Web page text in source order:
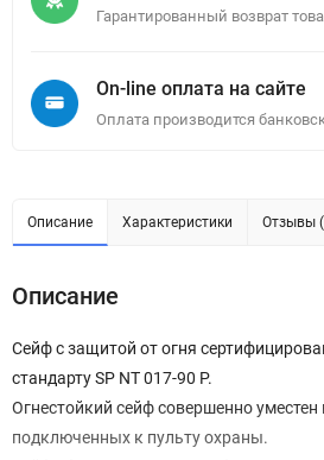
Гарантированный возврат
On-line оплата на сайте
Оплата производится
Описание Характеристики Отзывы
Описание
Сейф с защитой от огня
стандарту SP NT 017-90 P.
Огнестойкий сейф совершенно уместен
подключенных к пульту охраны.